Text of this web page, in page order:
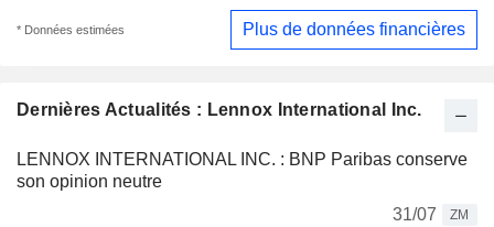
Dernières Actualités : Lennox International Inc.
LENNOX INTERNATIONAL INC. : BNP Paribas conserve
son opinion neutre
31/07
ZM
* Données estimées Plus de données financières